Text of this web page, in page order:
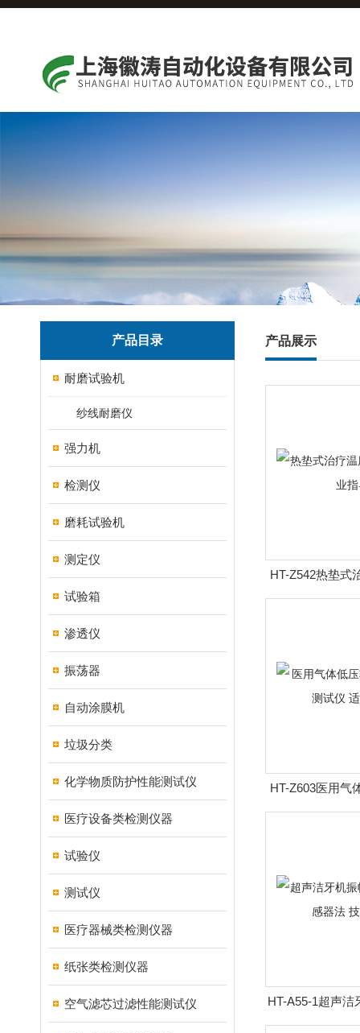
产品目录
耐磨试验机
纱线耐磨仪
强力机
检测仪
磨耗试验机
测定仪
试验箱
渗透仪
振荡器
自动涂膜机
垃圾分类
化学物质防护性能测试仪
医疗设备类检测仪器
试验仪
测试仪
医疗器械类检测仪器
纸张类检测仪器
空气滤芯过滤性能测试仪
产品展示
HT-Z542热垫式
置 专
HT-Z603医用气
变形测试
HT-A55-1超声洁
装-传感器